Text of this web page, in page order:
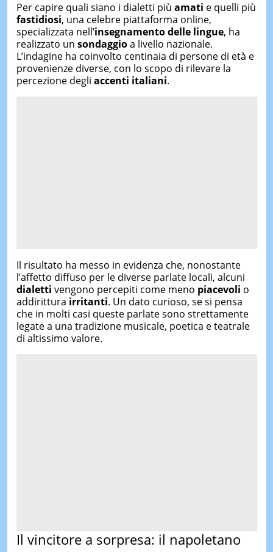
Per capire quali siano i dialetti più amati e quelli più
fastidiosi, una celebre piattaforma online,
specializzata nell’insegnamento delle lingue, ha
realizzato un sondaggioa livello nazionale.
L’indagine ha coinvolto centinaia di persone di età e
provenienze diverse, con lo scopo di rilevare la
percezione degli accenti italiani.
Il risultato ha messo in evidenza che, nonostante
l’affetto diffuso per le diverse parlate locali, alcuni
dialetti vengono percepiti come meno piacevoli o
addirittura irritanti. Un dato curioso, se si pensa
che in molti casi queste parlate sono strettamente
legate a una tradizione musicale, poetica e teatrale
di altissimo valore.
Il vincitore a sorpresa: il napoletano